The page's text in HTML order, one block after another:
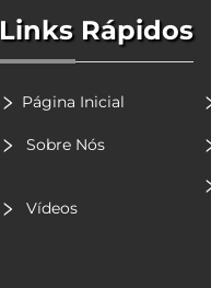
Links Rápidos
Página Inicial
Sobre Nós
Vídeos